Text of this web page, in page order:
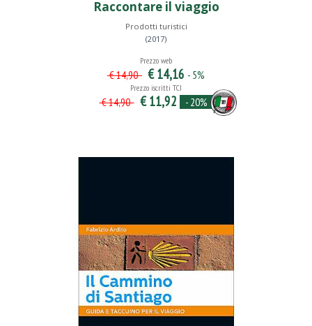
Raccontare il viaggio
Prodotti turistici
(2017)
Prezzo web
€ 14,90 € 14,16 - 5%
Prezzo iscritti TCI
€ 14,90 € 11,92 - 20%